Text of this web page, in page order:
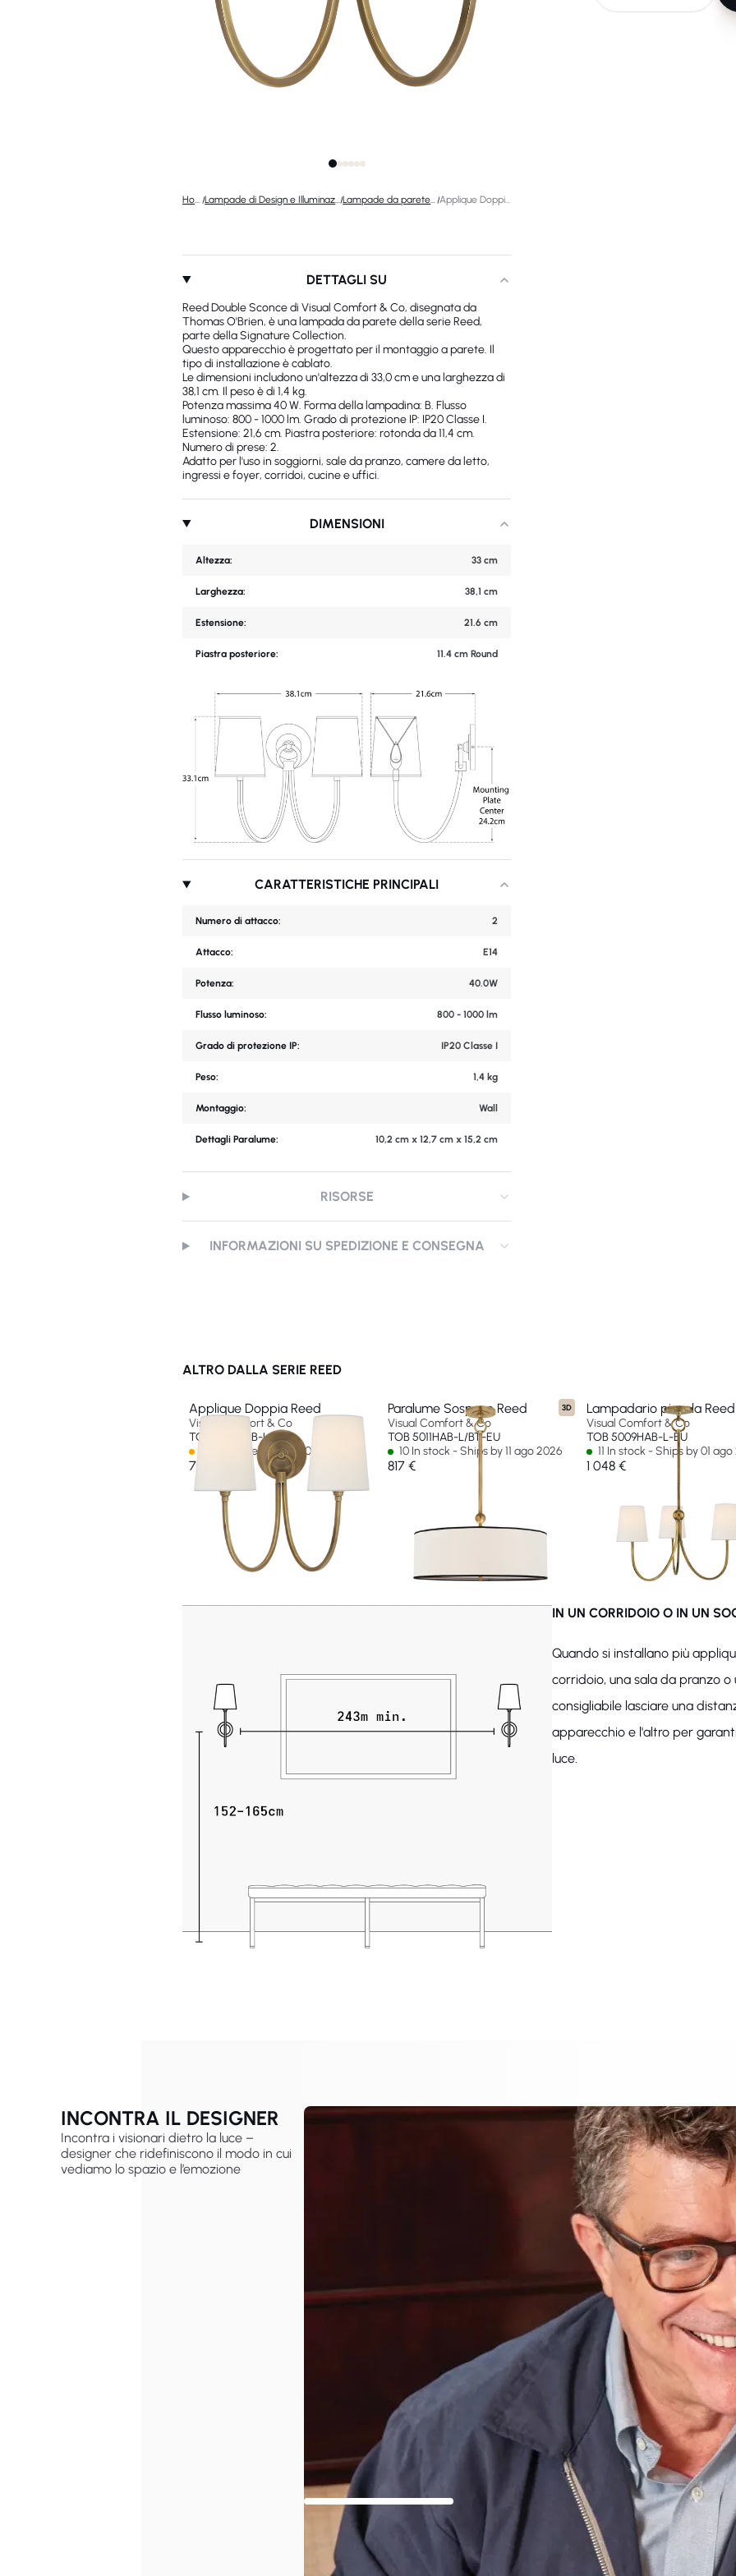
Home / Lampade di Design e Illuminazione di Lusso / Lampade da parete di design / Applique Doppia Reed
DETTAGLI SU
Reed Double Sconce di Visual Comfort & Co, disegnata da
Thomas O'Brien, è una lampada da parete della serie Reed,
parte della Signature Collection.
Questo apparecchio è progettato per il montaggio a parete. Il
tipo di installazione è cablato.
Le dimensioni includono un'altezza di 33,0 cm e una larghezza di
38,1 cm. Il peso è di 1,4 kg.
Potenza massima 40 W. Forma della lampadina: B. Flusso
luminoso: 800 - 1000 lm. Grado di protezione IP: IP20 Classe I.
Estensione: 21,6 cm. Piastra posteriore: rotonda da 11,4 cm.
Numero di prese: 2.
Adatto per l'uso in soggiorni, sale da pranzo, camere da letto,
ingressi e foyer, corridoi, cucine e uffici.
DIMENSIONI
Altezza: 33 cm
Larghezza: 38,1 cm
Estensione: 21.6 cm
Piastra posteriore: 11.4 cm Round
CARATTERISTICHE PRINCIPALI
Numero di attacco: 2
Attacco: E14
Potenza: 40.0W
Flusso luminoso: 800 - 1000 lm
Grado di protezione IP: IP20 Classe I
Peso: 1,4 kg
Montaggio: Wall
Dettagli Paralume: 10,2 cm x 12,7 cm x 15,2 cm
RISORSE
INFORMAZIONI SU SPEDIZIONE E CONSEGNA
ALTRO DALLA SERIE REED
Applique Doppia Reed
Visual Comfort & Co
TOB 2126HAB-L-EU
Spedizione in oltre 60 giorni
707 €
3D
Paralume Sospeso Reed
Visual Comfort & Co
TOB 5011HAB-L/BT-EU
10 In stock - Ships by 11 ago 2026
817 €
Lampadario piccola Reed
Visual Comfort & Co
TOB 5009HAB-L-EU
11 In stock - Ships by 01
1 048 €
IN UN CORRIDOIO O IN UN
Quando si installano più
corridoio, una sala da pranzo
consigliabile lasciare una
apparecchio e l'altro per
luce.
INCONTRA IL DESIGNER
Incontra i visionari dietro la luce –
designer che ridefiniscono il modo in cui
vediamo lo spazio e l’emozione